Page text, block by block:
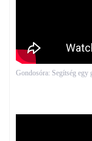
Gondosóra: Segítség egy